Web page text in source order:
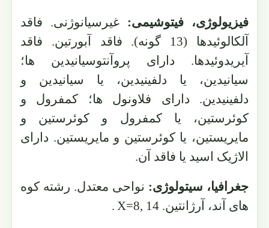
فیزیولوژی، فیتوشیمی: غیرسیانوژنی. فاقد
آلکالوئیدها (13 گونه). فاقد آبورتین. فاقد
آیریدوئیدها. دارای پروآنتوسیانیدین ها؛
سیانیدین، یا دلفینیدین، یا سیانیدین و
دلفینیدین. دارای فلاونول ها؛ کمفرول و
کوئرستین، یا کمفرول و کوئرستین و
مایریستین، یا کوئرستین و مایریستین. دارای
الاژیک اسید یا فاقد آن.
جغرافیا، سیتولوژی: نواحی معتدل. رشته کوه
های آند، آرژانتین. X=8, 14
.